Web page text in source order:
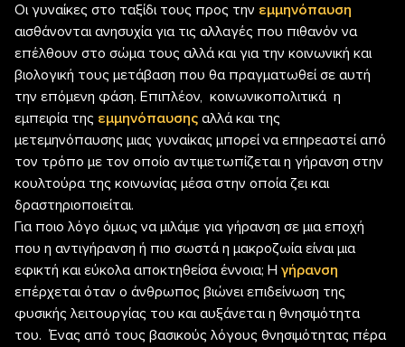
Οι γυναίκες στο ταξίδι τους προς την εμμηνόπαυση
αισθάνονται ανησυχία για τις αλλαγές που πιθανόν να
επέλθουν στο σώμα τους αλλά και για την κοινωνική και
βιολογική τους μετάβαση που θα πραγματωθεί σε αυτή
την επόμενη φάση. Επιπλέον, κοινωνικοπολιτικά η
εμπειρία της εμμηνόπαυσης αλλά και της
μετεμηνόπαυσης μιας γυναίκας μπορεί να επηρεαστεί από
τον τρόπο με τον οποίο αντιμετωπίζεται η γήρανση στην
κουλτούρα της κοινωνίας μέσα στην οποία ζει και
δραστηριοποιείται.
Για ποιο λόγο όμως να μιλάμε για γήρανση σε μια εποχή
που η αντιγήρανση ή πιο σωστά η μακροζωία είναι μια
εφικτή και εύκολα αποκτηθείσα έννοια; Ηγήρανση
επέρχεται όταν ο άνθρωπος βιώνει επιδείνωση της
φυσικής λειτουργίας του και αυξάνεται η θνησιμότητα
του. Ένας από τους βασικούς λόγους θνησιμότητας πέρα